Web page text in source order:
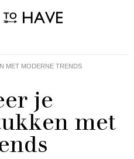
MET MODERNE TRENDS
je
met